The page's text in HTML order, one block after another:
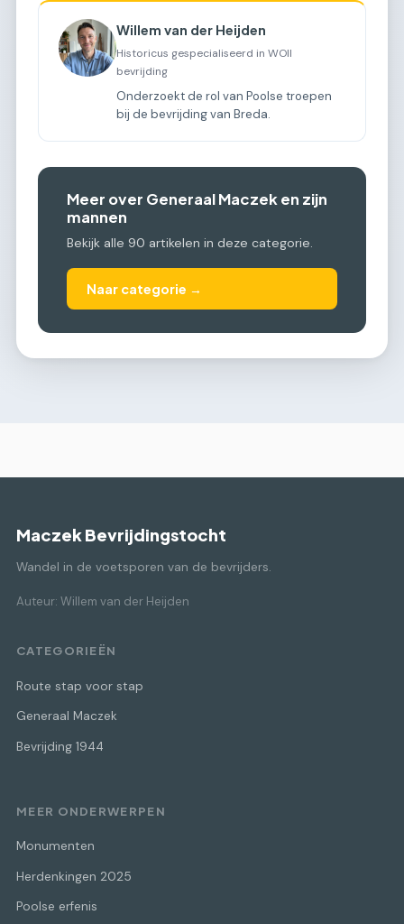
Willem van der Heijden
Historicus gespecialiseerd in WOII
bevrijding
Onderzoekt de rol van Poolse troepen
bij de bevrijding van Breda.
Meer over Generaal Maczek en zijn
mannen
Bekijk alle 90 artikelen in deze categorie.
Naar categorie →
Maczek Bevrijdingstocht
Wandel in de voetsporen van de bevrijders.
Auteur: Willem van der Heijden
CATEGORIEËN
Route stap voor stap
Generaal Maczek
Bevrijding 1944
MEER ONDERWERPEN
Monumenten
Herdenkingen 2025
Poolse erfenis